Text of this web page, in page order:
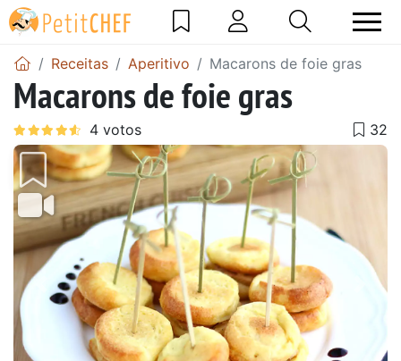
Receitas Aperitivo Macarons de foie gras
Macarons de foie gras
Anterior Next